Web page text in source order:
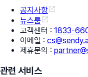
공지사항
뉴스룸
고객센터 : 1833-
이메일 :
제휴문의 :
관련 서비스